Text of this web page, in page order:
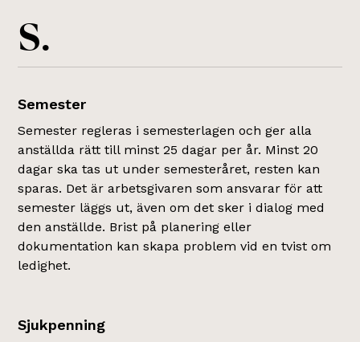
S.
Semester
Semester regleras i semesterlagen och ger alla
anställda rätt till minst 25 dagar per år. Minst 20
dagar ska tas ut under semesteråret, resten kan
sparas. Det är arbetsgivaren som ansvarar för att
semester läggs ut, även om det sker i dialog med
den anställde. Brist på planering eller
dokumentation kan skapa problem vid en tvist om
ledighet.
Sjukpenning